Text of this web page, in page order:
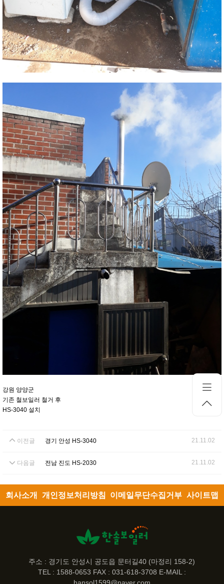
강원 양양군
기존 철보일러 철거 후
HS-3040 설치
이전글 경기 안성 HS-3040 21.11.02
다음글 전남 진도 HS-2030 21.11.02
회사소개 개인정보처리방침 이메일무단수집거부 사이트맵
주소 : 경기도 안성시 공도읍 문터길40 (마정리 158-2)
TEL : 1588-0653 FAX : 031-618-3708 E-MAIL :